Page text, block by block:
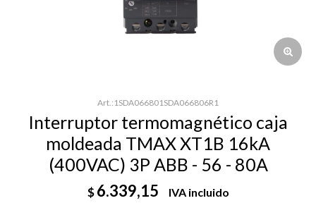
1SDA066801SDA066806R1
Interruptor termomagnético caja
moldeada TMAX XT1B 16kA
(400VAC) 3P ABB - 56 - 80A
$ 6.339,15 IVA incluido